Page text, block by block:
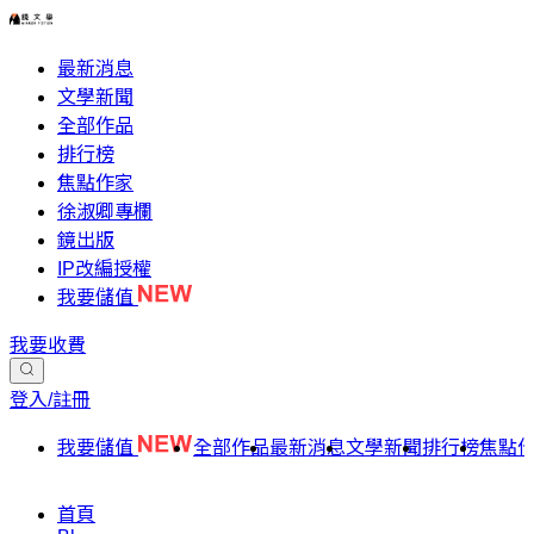
最新消息
文學新聞
全部作品
排行榜
焦點作家
徐淑卿專欄
鏡出版
IP改編授權
我要儲值
我要收費
登入/註冊
我要儲值 全部作品最新消息文學新聞排行榜焦點
首頁